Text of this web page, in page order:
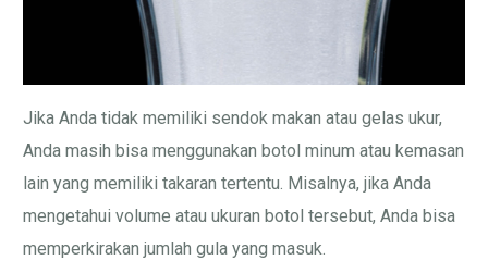
Jika Anda tidak memiliki sendok makan atau gelas ukur,
Anda masih bisa menggunakan botol minum atau kemasan
lain yang memiliki takaran tertentu. Misalnya, jika Anda
mengetahui volume atau ukuran botol tersebut, Anda bisa
memperkirakan jumlah gula yang masuk.